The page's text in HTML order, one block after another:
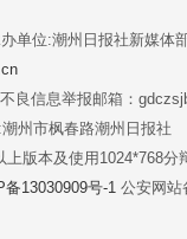
单位:潮州日报社新媒体
良信息举报邮箱：
州市枫春路潮州日报社
版本及使用1024*768分
备13030909号-1 公安网站